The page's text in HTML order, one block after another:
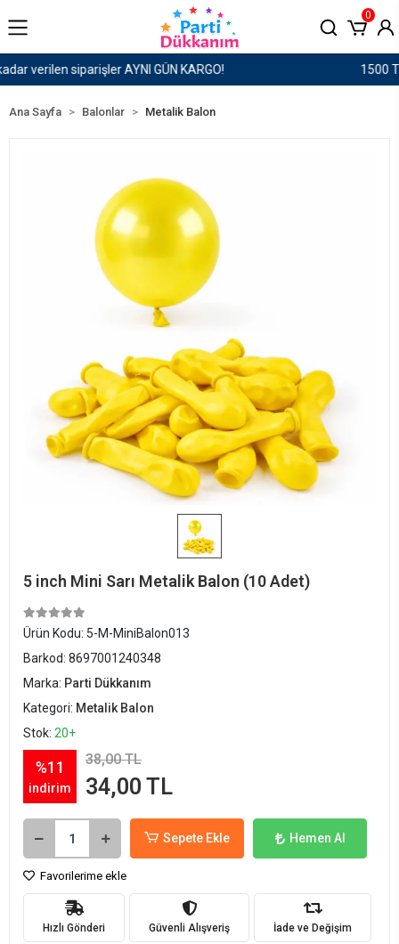
1500 TL ve Üzeri Kargo Ücretsiz!
0
Ana Sayfa Balonlar Metalik Balon
5 inch Mini Sarı Metalik Balon (10 Adet)
Ürün Kodu: 5-M-MiniBalon013
Barkod: 8697001240348
Marka: Parti Dükkanım
Kategori: Metalik Balon
Stok: 20+
%11
indirim
38,00 TL
34,00 TL
Sepete Ekle Hemen Al
Favorilerime ekle
Hızlı Gönderi Güvenli Alışveriş İade ve Değişim